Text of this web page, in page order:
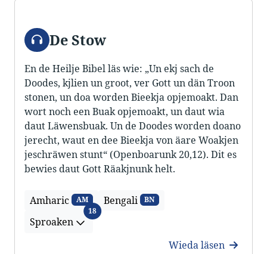
Audio
De Stow
En de Heilje Bibel läs wie: „Un ekj sach de
Doodes, kjlien un groot, ver Gott un dän Troon
stonen, un doa worden Bieekja opjemoakt. Dan
wort noch een Buak opjemoakt, un daut wia
daut Läwensbuak. Un de Doodes worden doano
jerecht, waut en dee Bieekja von äare Woakjen
jeschräwen stunt“ (Openboarunk 20,12). Dit es
bewies daut Gott Räakjnunk helt.
Amharic AM Bengali BN
Sproaken
18Sproaken
Wieda läsen